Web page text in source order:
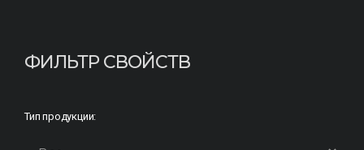
ФИЛЬТР СВОЙСТВ
Тип продукции: